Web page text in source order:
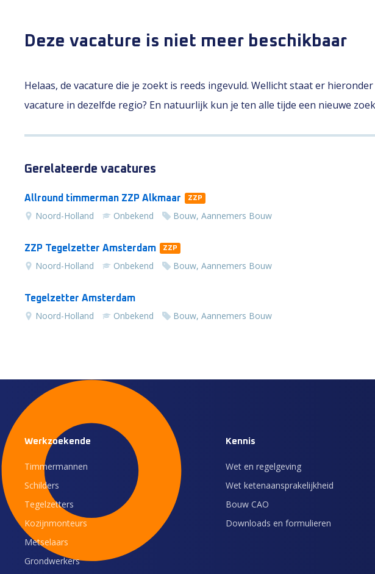
Deze vacature is niet meer beschikbaar
Helaas, de vacature die je zoekt is reeds ingevuld. Wellicht staat er
vacature in dezelfde regio? En natuurlijk kun je ten alle tijde een nieuwe
Gerelateerde vacatures
Allround timmerman ZZP Alkmaar ZZP
Noord-Holland Onbekend Bouw, Aannemers Bouw
ZZP Tegelzetter Amsterdam ZZP
Noord-Holland Onbekend Bouw, Aannemers Bouw
Tegelzetter Amsterdam
Noord-Holland Onbekend Bouw, Aannemers Bouw
Werkzoekende
Timmermannen
Schilders
Tegelzetters
Kozijnmonteurs
Metselaars
Grondwerkers
Kennis
Wet en regelgeving
Wet ketenaansprakelijkheid
Bouw CAO
Downloads en formulieren